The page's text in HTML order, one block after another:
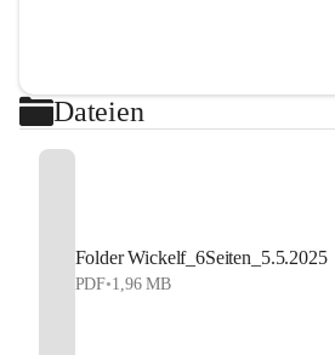
Dateien
Folder Wickelf_6Seiten_5.5.2025
PDF•1,96 MB